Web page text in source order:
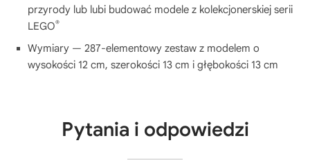
przyrody lub lubi budować modele z kolekcjonerskiej serii
LEGO®
Wymiary — 287-elementowy zestaw z modelem o
wysokości 12 cm, szerokości 13 cm i głębokości 13 cm
Pytania i odpowiedzi